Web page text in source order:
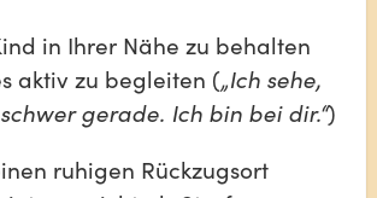
in Ihrer Nähe zu behalten
aktiv zu begleiten („Ich sehe,
gerade. Ich bin bei dir.“)
ruhigen Rückzugsort